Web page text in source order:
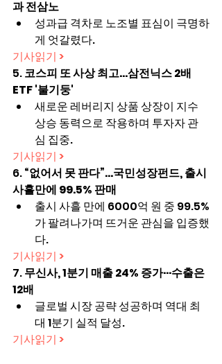
과 전삼노
성과급 격차로 노조별 표심이 극명하
게 엇갈렸다.
기사읽기 >
5. 코스피 또 사상 최고...삼전닉스 2배
ETF '불기둥'
새로운 레버리지 상품 상장이 지수
상승 동력으로 작용하며 투자자 관
심 집중.
기사읽기 >
6. “없어서 못 판다”…국민성장펀드, 출시
사흘만에 99.5% 판매
출시 사흘 만에 6000억 원 중 99.5%
가 팔려나가며 뜨거운 관심을 입증했
다.
기사읽기 >
7. 무신사, 1분기 매출 24% 증가···수출은
12배
글로벌 시장 공략 성공하며 역대 최
대 1분기 실적 달성.
기사읽기 >